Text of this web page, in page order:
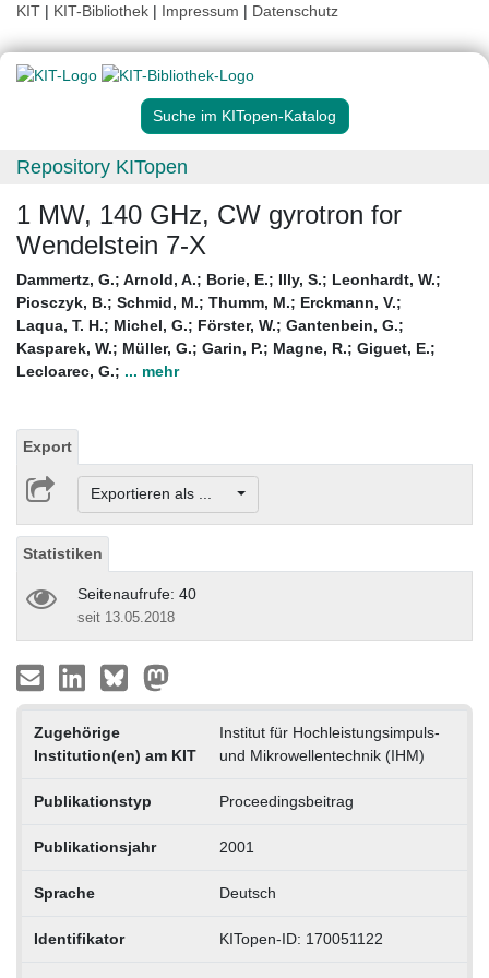
KIT | KIT-Bibliothek | Impressum | Datenschutz
Suche im KITopen-Katalog
Repository KITopen
1 MW, 140 GHz, CW gyrotron for
Wendelstein 7-X
Dammertz, G.; Arnold, A.; Borie, E.; Illy, S.; Leonhardt, W.;
Piosczyk, B.; Schmid, M.; Thumm, M.; Erckmann, V.;
Laqua, T. H.; Michel, G.; Förster, W.; Gantenbein, G.;
Kasparek, W.; Müller, G.; Garin, P.; Magne, R.; Giguet, E.;
Lecloarec, G.; ... mehr
Export
Exportieren als ...
Statistiken
Seitenaufrufe: 40
seit 13.05.2018
Zugehörige
Institution(en) am KIT
Institut für Hochleistungsimpuls-
und Mikrowellentechnik (IHM)
Publikationstyp Proceedingsbeitrag
Publikationsjahr 2001
Sprache Deutsch
Identifikator KITopen-ID: 170051122